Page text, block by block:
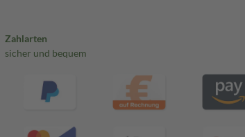
Zahlarten
sicher und bequem